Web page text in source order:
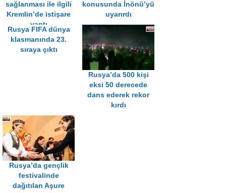
sağlanması ile ilgili
Kremlin’de istişare
yaptı
konusunda İnönü’yü
uyarırdı
Rusya FIFA dünya
klasmanında 23.
sıraya çıktı
Rusya’da 500 kişi
eksi 50 derecede
dans ederek rekor
kırdı
Rusya’da gençlik
festivalinde
dağıtılan Aşure